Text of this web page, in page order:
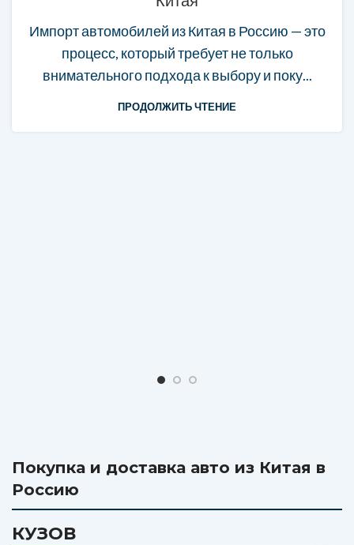
Импорт автомобилей из Китая в Россию — это
процесс, который требует не только
внимательного подхода к выбору и поку...
ПРОДОЛЖИТЬ ЧТЕНИЕ
Покупка и доставка авто из Китая в
Россию
КУЗОВ